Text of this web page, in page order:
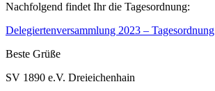
Nachfolgend findet Ihr die Tagesordnung:
Delegiertenversammlung 2023 – Tagesordnung
Beste Grüße
SV 1890 e.V. Dreieichenhain